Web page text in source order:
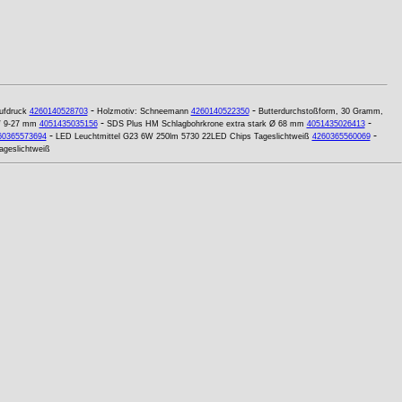
4260140528703- Holzmotiv: Schneemann 4260140522350- Butterdurchstoßform, 30 Gramm,
9-27 mm 4051435035156- SDS Plus HM Schlagbohrkrone extra stark Ø 68 mm 4051435026413-
- LED Leuchtmittel G23 6W 250lm 5730 22LED Chips Tageslichtweiß 4260365560069-